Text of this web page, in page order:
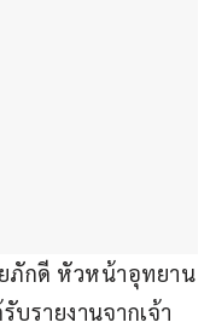
ยภักดี หัวหน้าอุทยาน
บรายงานจากเจ้า